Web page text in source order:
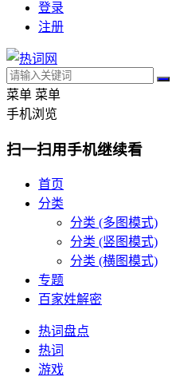
登录
注册
菜单 菜单
手机浏览
扫一扫用手机继续看
首页
分类
分类 (多图模式)
分类 (竖图模式)
分类 (横图模式)
专题
百家姓解密
热词盘点
热词
游戏